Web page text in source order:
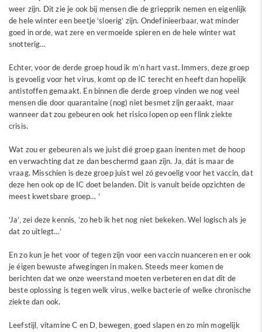
weer zijn. Dit zie je ook bij mensen die de griepprik nemen en eigenlijk
de hele winter een beetje ‘sloerig’ zijn. Ondefinieerbaar, wat minder
goed in orde, wat zere en vermoeide spieren en de hele winter wat
snotterig…
Echter, voor de derde groep houd ik m’n hart vast. Immers, deze groep
is gevoelig voor het virus, komt op de IC terecht en heeft dan hopelijk
antistoffen gemaakt. En binnen die derde groep vinden we nog veel
mensen die door quarantaine (nog) niet besmet zijn geraakt, maar
wanneer dat zou gebeuren ook het risico lopen op een flink ziekte
crisis.
Wat zou er gebeuren als we juist dié groep gaan inenten met de hoop
en verwachting dat ze dan beschermd gaan zijn. Ja, dát is maar de
vraag. Misschien is deze groep juist wel zó gevoelig voor het vaccin, dat
deze hen ook op de IC doet belanden. Dit is vanuit beide opzichten de
meest kwetsbare groep… ’
‘Ja’, zei deze kennis, ‘zo heb ik het nog niet bekeken. Wel logisch als je
dat zo uitlegt…’
En zo kun je het voor of tegen zijn voor een vaccin nuanceren en er ook
je éigen bewuste afwegingen in maken. Steeds meer komen de
berichten dat we onze weerstand moeten verbeteren en dat dit de
beste oplossing is tegen welk virus, welke bacterie of welke chronische
ziekte dan ook.
Leefstijl, vitamine C en D, bewegen, goed slapen en zo min mogelijk